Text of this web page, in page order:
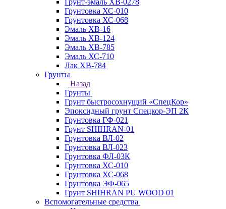
Грунт-эмаль ХВ-0278
Грунтовка ХС-010
Грунтовка ХС-068
Эмаль ХВ-16
Эмаль ХВ-124
Эмаль ХВ-785
Эмаль ХС-710
Лак ХВ-784
Грунты
Назад
Грунты
Грунт быстросохнущий «СпецКор»
Эпоксидный грунт Спецкор-ЭП 2К
Грунтовка ГФ-021
Грунт SHIHRAN-01
Грунтовка ВЛ-02
Грунтовка ВЛ-023
Грунтовка ФЛ-03К
Грунтовка ХС-010
Грунтовка ХС-068
Грунтовка ЭФ-065
Грунт SHIHRAN PU WOOD 01
Вспомогательные средства